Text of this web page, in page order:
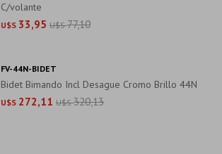
C/volante
U$S 33,95 U$S 77,10
Bidet Bimando Incl Desague Cromo Brillo 44N
U$S 272,11 U$S 320,13
FV-44N-BIDET